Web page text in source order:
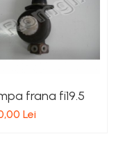
frana fi19.5
Lei